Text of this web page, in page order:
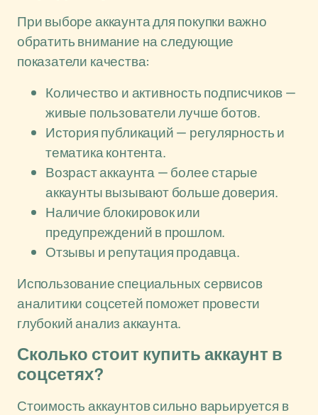
При выборе аккаунта для покупки важно
обратить внимание на следующие
показатели качества:
Количество и активность подписчиков —
живые пользователи лучше ботов.
История публикаций — регулярность и
тематика контента.
Возраст аккаунта — более старые
аккаунты вызывают больше доверия.
Наличие блокировок или
предупреждений в прошлом.
Отзывы и репутация продавца.
Использование специальных сервисов
аналитики соцсетей поможет провести
глубокий анализ аккаунта.
Сколько стоит купить аккаунт в
соцсетях?
Стоимость аккаунтов сильно варьируется в